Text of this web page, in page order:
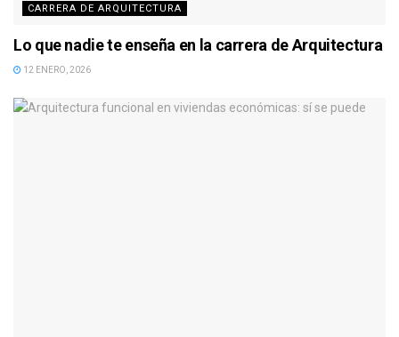
CARRERA DE ARQUITECTURA
Lo que nadie te enseña en la carrera de Arquitectura
12 ENERO, 2026